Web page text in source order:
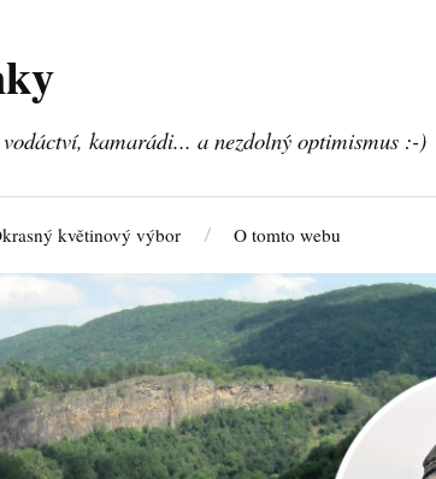
kamarádi... a nezdolný optimismus :-)
květinový výbor O tomto webu